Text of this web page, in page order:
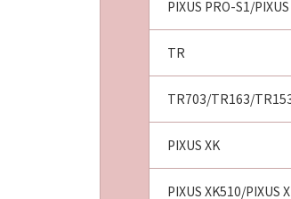
PIXUS PRO-S1/
TR
TR703/TR163/
PIXUS XK
PIXUS XK510/PIXUS